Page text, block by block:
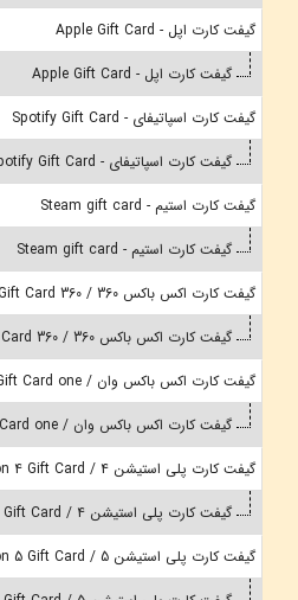
گیفت کارت اپل - Apple Gift Card
گیفت کارت اپل - Apple Gift Card
گیفت کارت اسپاتیفای - Spotify Gift Card
گیفت کارت اسپاتیفای - Spotify Gift Card
گیفت کارت استیم - Steam gift card
گیفت کارت استیم - Steam gift card
گیفت کارت اکس باکس 360 / Xbox Gift Card 360
گیفت کارت اکس باکس 360 / Xbox Gift Card 360
گیفت کارت اکس باکس وان / Xbox Gift Card one
گیفت کارت اکس باکس وان / Xbox Gift Card one
گیفت کارت پلی استیشن 4 / PlayStation 4 Gift Card
گیفت کارت پلی استیشن 4 / PlayStation 4 Gift Card
گیفت کارت پلی استیشن 5 / PlayStation 5 Gift Card